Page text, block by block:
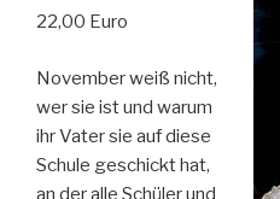
22,00 Euro
November weiß nicht,
wer sie ist und warum
ihr Vater sie auf diese
Schule geschickt hat,
an der alle Schüler und